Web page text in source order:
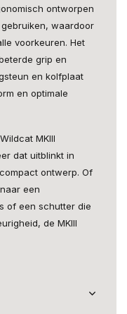
ontworpen
waardoor
voorkeuren. Het
grip en
en kolfplaat
en optimale
MKIII
dat uitblinkt in
ontwerp. Of
een
of een schutter die
de MKIII